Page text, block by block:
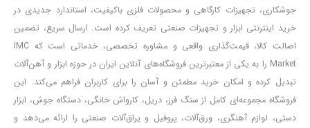
8 میلی متر می باشد و حداکثر فشار 100
PSIرا تحمل می کند. این
محصول دارای کوپلینگ20SPاز جنس فولاد با روکش بسیار مقاوم در برابر
خوردگی و فشار بالا و همچنین دارای کوپلینگ22PPA از جنس فولاد با
روکش بسیار مقاوم در برابر خوردگی و فنر است.
شیلنگ فنری 15 متری کنزاکس مدل
KCH-115محصولی بسیار با کیفیت
و درجه یک بوده که دارای جنس پلی یورتانPUبوده و مجهز به سری‌های
جوشکاری، تجهیزات کارگاهی و محصولات فلزی باکیفیت، استاندارد جدیدی در
خرید اینترنتی ابزار و تجهیزات صنعتی تعریف کرده است. ارسال سریع، تضمین
اصالت کالا، قیمت‌گذاری واقعی و مشاوره تخصصی، خدماتی است که IMC
Market را به یکی از معتبرترین فروشگاه‌های آنلاین ایران در حوزه ابزار و آهن‌آلات
تبدیل کرده و امکان خرید مطمئن و آسان را برای کاربران فراهم می‌کند. این
فروشگاه مجموعه‌ای کامل از سنگ فرز، دریل، کارواش خانگی، دستگاه جوش، ابزار
دستی، لوازم آهنگری، ورق‌آلات، پروفیل و یراق‌آلات صنعتی را ارائه می‌دهد و